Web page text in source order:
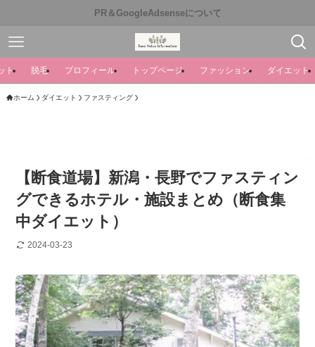
PR＆GoogleAdsenseについて
ト 脱毛 プロフィール トップページ ファッション ダイエット
ホーム ダイエット ファスティング
【断食道場】新潟・長野でファスティン
グできるホテル・施設まとめ（断食集
中ダイエット）
2024-03-23